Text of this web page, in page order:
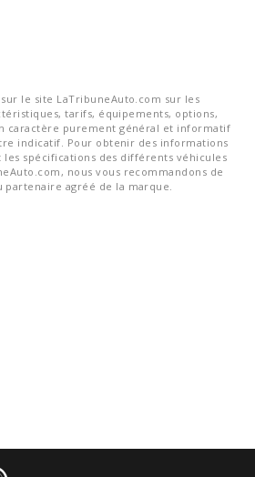
le site LaTribuneAuto.com sur les
tarifs, équipements, options,
caractère purement général et informatif
indicatif. Pour obtenir des informations
les spécifications des différents véhicules
nous vous recommandons de
partenaire agréé de la marque.